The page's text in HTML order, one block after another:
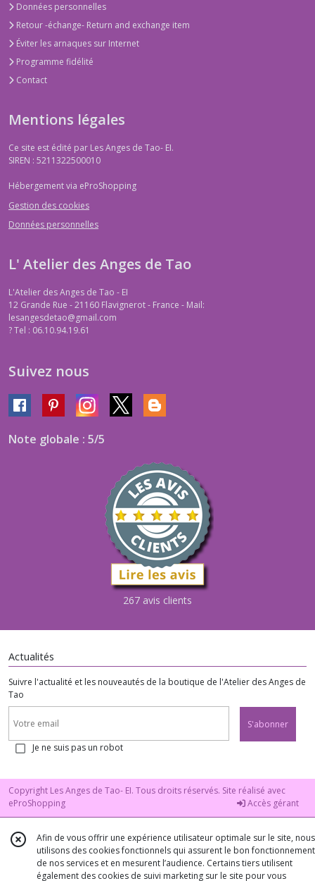
Données personnelles
Retour -échange- Return and exchange item
Éviter les arnaques sur Internet
Programme fidélité
Contact
Mentions légales
Ce site est édité par Les Anges de Tao- EI.
SIREN : 5211322500010
Hébergement via eProShopping
Gestion des cookies
Données personnelles
L' Atelier des Anges de Tao
L'Atelier des Anges de Tao - EI
12 Grande Rue - 21160 Flavignerot - France - Mail:
lesangesdetao@gmail.com
?Tel : 06.10.94.19.61
Suivez nous
Note globale : 5/5
267 avis clients
Actualités
Suivre l'actualité et les nouveautés de la boutique de l'Atelier des Anges de
Tao
S'abonner
Je ne suis pas un robot
Copyright Les Anges de Tao- EI. Tous droits réservés. Site réalisé avec
eProShopping
Accès gérant
Afin de vous offrir une expérience utilisateur optimale sur le site, nous
utilisons des cookies fonctionnels qui assurent le bon fonctionnement
de nos services et en mesurent l’audience. Certains tiers utilisent
également des cookies de suivi marketing sur le site pour vous